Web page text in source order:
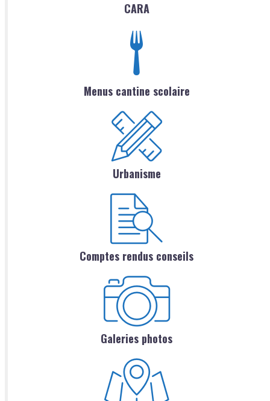
CARA
Menus cantine scolaire
Urbanisme
Comptes rendus conseils
Galeries photos